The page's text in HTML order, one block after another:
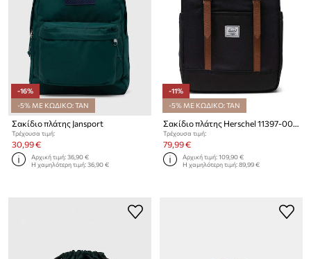
-16%
-5% ΜΕ ΚΩΔΙΚΟ: TAN
Σακίδιο πλάτης Jansport
Τρέχουσα τιμή:
30,99 €
Αρχική τιμή:36,90 €
Η χαμηλότερη τιμή:36,90 €
-11%
-5% ΜΕ ΚΩΔΙΚΟ: TAN
Σακίδιο πλάτης Herschel 11397-00001-OS Retreat Backpack
Τρέχουσα τιμή:
79,99 €
Αρχική τιμή:109,90 €
Η χαμηλότερη τιμή:89,99 €